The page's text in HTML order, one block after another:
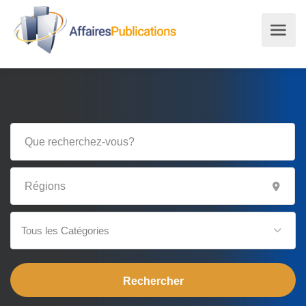
Tous les Catégories